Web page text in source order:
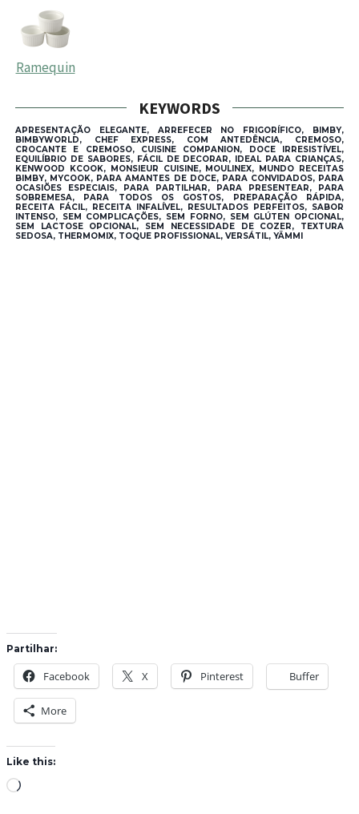
Ramequin
KEYWORDS
APRESENTAÇÃO ELEGANTE, ARREFECER NO FRIGORÍFICO, BIMBY,
BIMBYWORLD, CHEF EXPRESS, COM ANTEDÊNCIA, CREMOSO,
CROCANTE E CREMOSO, CUISINE COMPANION, DOCE IRRESISTÍVEL,
EQUILÍBRIO DE SABORES, FÁCIL DE DECORAR, IDEAL PARA CRIANÇAS,
KENWOOD KCOOK, MONSIEUR CUISINE, MOULINEX, MUNDO RECEITAS
BIMBY, MYCOOK, PARA AMANTES DE DOCE, PARA CONVIDADOS, PARA
OCASIÕES ESPECIAIS, PARA PARTILHAR, PARA PRESENTEAR, PARA
SOBREMESA, PARA TODOS OS GOSTOS, PREPARAÇÃO RÁPIDA,
RECEITA FÁCIL, RECEITA INFALÍVEL, RESULTADOS PERFEITOS, SABOR
INTENSO, SEM COMPLICAÇÕES, SEM FORNO, SEM GLÚTEN OPCIONAL,
SEM LACTOSE OPCIONAL, SEM NECESSIDADE DE COZER, TEXTURA
SEDOSA, THERMOMIX, TOQUE PROFISSIONAL, VERSÁTIL, YÄMMI
Partilhar:
Facebook X Pinterest Buffer
More
Like this:
L